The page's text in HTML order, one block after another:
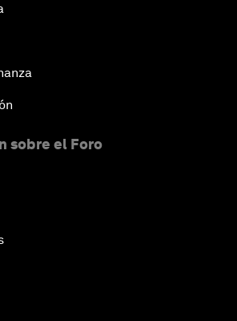
sobre el Foro